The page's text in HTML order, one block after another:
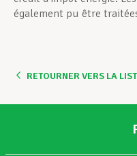
également pu être
RETOURNER VERS LA